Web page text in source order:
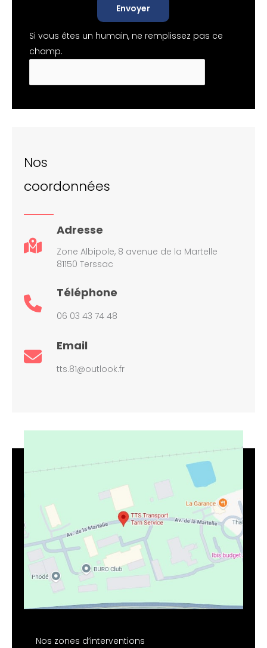
Envoyer
Si vous êtes un humain, ne remplissez pas ce
champ.
Nos
coordonnées
Adresse
Zone Albipole, 8 avenue de la Martelle
81150 Terssac
Téléphone
06 03 43 74 48
Email
tts.81@outlook.fr
Nos zones d’interventions